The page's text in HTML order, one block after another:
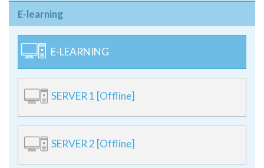
E-LEARNING
SERVER 1 [Offline]
SERVER 2 [Offline]